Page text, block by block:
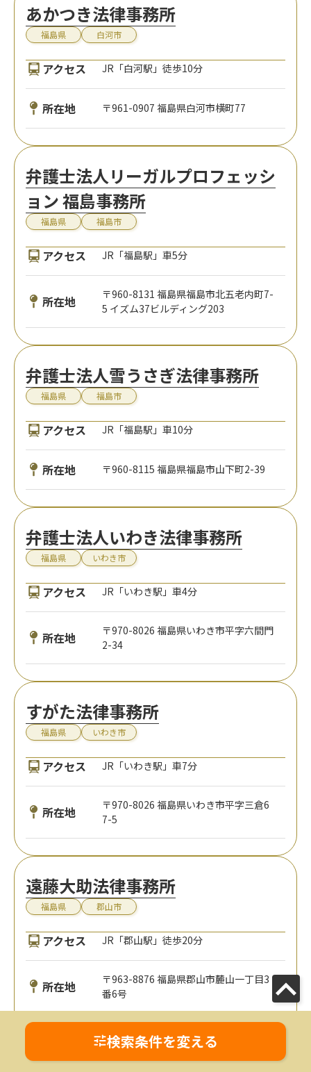
あかつき法律事務所
福島県 白河市
アクセス JR「白河駅」徒歩10分
所在地 〒961-0907 福島県白河市横町77
弁護士法人リーガルプロフェッシ
ョン 福島事務所
福島県 福島市
アクセス JR「福島駅」車5分
所在地
〒960-8131 福島県福島市北五老内町7-
5 イズム37ビルディング203
弁護士法人雪うさぎ法律事務所
福島県 福島市
アクセス JR「福島駅」車10分
所在地 〒960-8115 福島県福島市山下町2-39
弁護士法人いわき法律事務所
福島県 いわき市
アクセス JR「いわき駅」車4分
所在地
〒970-8026 福島県いわき市平字六間門
2-34
すがた法律事務所
福島県 いわき市
アクセス JR「いわき駅」車7分
所在地
〒970-8026 福島県いわき市平字三倉6
7-5
遠藤大助法律事務所
福島県 郡山市
アクセス JR「郡山駅」徒歩20分
所在地
〒963-8876 福島県郡山市麓山一丁目3
番6号
検索条件を変える